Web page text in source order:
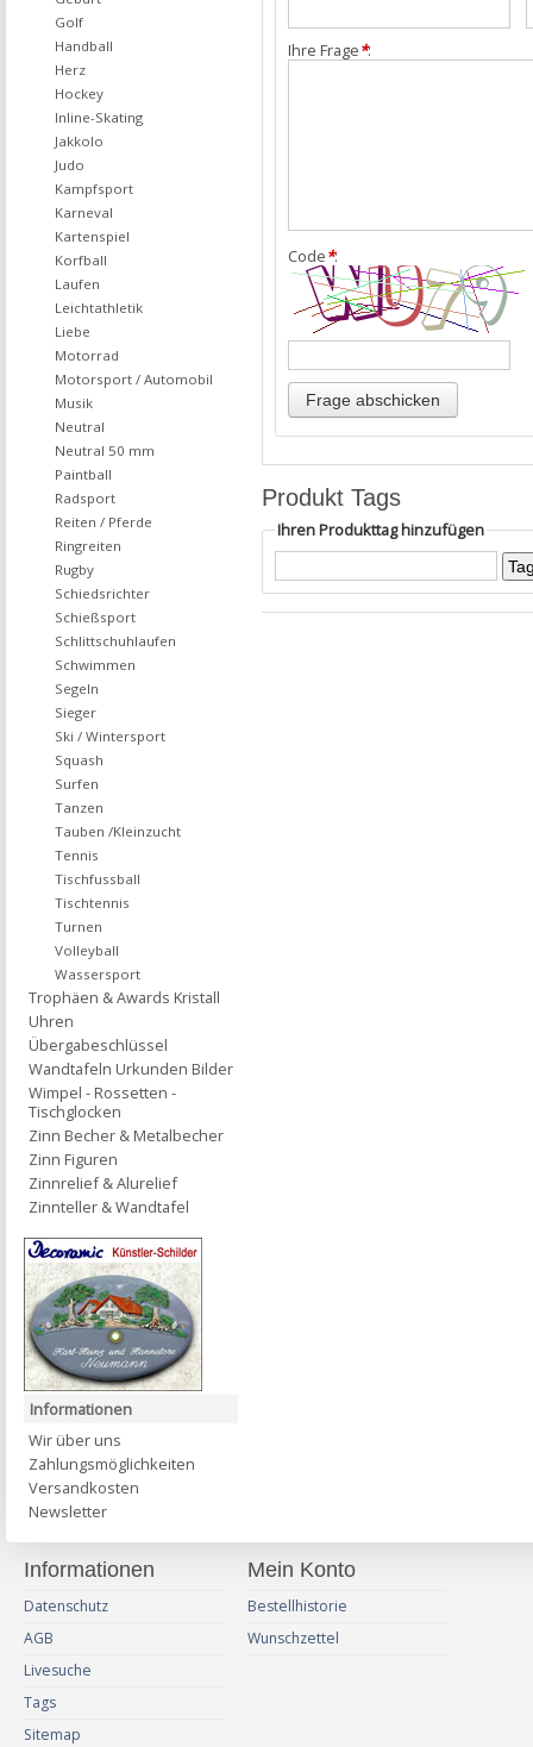
Ihre Frage*:
Code*:
Produkt Tags
Ihren Produkttag hinzufügen
Golf
Handball
Herz
Hockey
Inline-Skating
Jakkolo
Judo
Kampfsport
Karneval
Kartenspiel
Korfball
Laufen
Leichtathletik
Liebe
Motorrad
Motorsport / Automobil
Musik
Neutral
Neutral 50 mm
Paintball
Radsport
Reiten / Pferde
Ringreiten
Rugby
Schiedsrichter
Schießsport
Schlittschuhlaufen
Schwimmen
Segeln
Sieger
Ski / Wintersport
Squash
Surfen
Tanzen
Tauben /Kleinzucht
Tennis
Tischfussball
Tischtennis
Turnen
Volleyball
Wassersport
Trophäen & Awards Kristall
Uhren
Übergabeschlüssel
Wandtafeln Urkunden Bilder
Wimpel - Rossetten -
Tischglocken
Zinn Becher & Metalbecher
Zinn Figuren
Zinnrelief & Alurelief
Zinnteller & Wandtafel
Informationen
Wir über uns
Zahlungsmöglichkeiten
Versandkosten
Newsletter
Informationen
Datenschutz
AGB
Livesuche
Tags
Sitemap
Mein Konto
Bestellhistorie
Wunschzettel